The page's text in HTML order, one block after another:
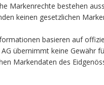
Markenrechte bestehen
keinen gesetzlichen
basieren auf
übernimmt keine Gewähr
Markendaten des